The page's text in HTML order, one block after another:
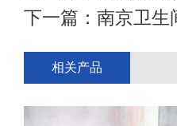
下一篇： 南京卫生
相关产品